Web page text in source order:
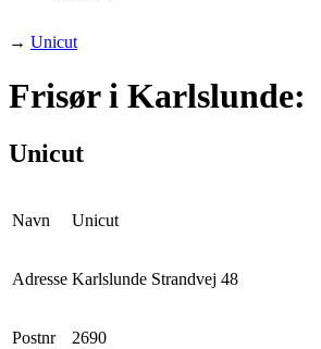
→ Unicut
Frisør i Karlslunde:
Unicut
Navn Unicut
Adresse Karlslunde Strandvej 48
Postnr 2690